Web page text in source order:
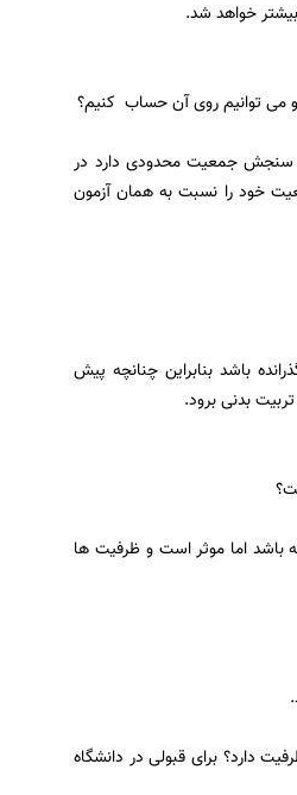
می توانیم روی آن حساب کنیم؟
سنجش جمعیت محدودی دارد در
خود را نسبت به همان آزمون
باشد بنابراین چنانچه پیش
بدنی برود.
می تواند موثر باشد اگر چه ممکن است تاثیر 25 درصدی نداشته باشد اما موثر است و ظرفیت ها
دارد؟ برای قبولی در دانشگاه